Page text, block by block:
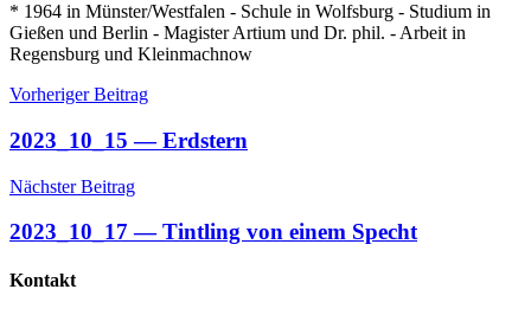
* 1964 in Münster/Westfalen - Schule in Wolfsburg - Studium in
Gießen und Berlin - Magister Artium und Dr. phil. - Arbeit in
Regensburg und Kleinmachnow
Beitragsnavigation
Vorheriger Beitrag
2023_10_15 — Erdstern
Nächster Beitrag
2023_10_17 — Tintling von einem Specht
Kontakt